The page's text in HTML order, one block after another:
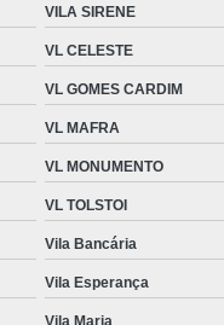
VILA SIRENE
VL CELESTE
VL GOMES CARDIM
VL MAFRA
VL MONUMENTO
VL TOLSTOI
Vila Bancária
Vila Esperança
Vila Maria